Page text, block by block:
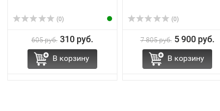
(0)
605 руб. 310 руб.
В корзину
(0)
7 805 руб. 5 900 руб.
В корзину